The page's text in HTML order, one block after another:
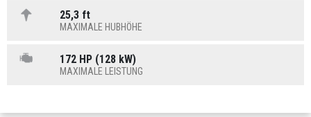
25,3 ft
MAXIMALE HUBHÖHE
172 HP (128 kW)
MAXIMALE LEISTUNG